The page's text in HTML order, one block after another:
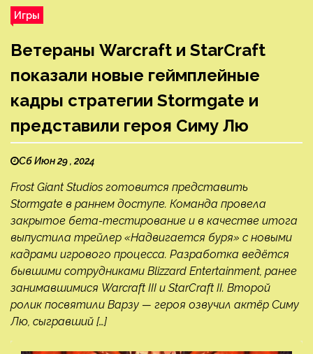
Игры
Ветераны Warcraft и StarСraft
показали новые геймплейные
кадры стратегии Stormgate и
представили героя Симу Лю
Сб Июн 29 , 2024
Frost Giant Studios готовится представить
Stormgate в раннем доступе. Команда провела
закрытое бета-тестирование и в качестве итога
выпустила трейлер «Надвигается буря» с новыми
кадрами игрового процесса. Разработка ведётся
бывшими сотрудниками Blizzard Entertainment, ранее
занимавшимися Warcraft III и StarCraft II. Второй
ролик посвятили Варзу — героя озвучил актёр Симу
Лю, сыгравший […]